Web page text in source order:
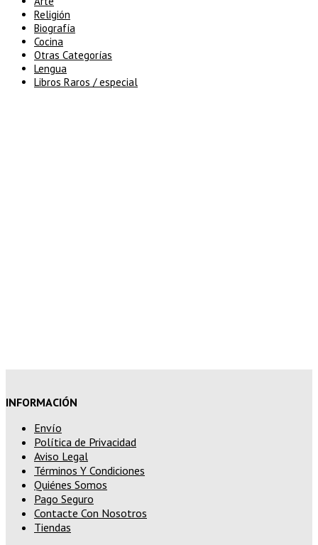
Religión
Biografía
Cocina
Otras Categorías
Lengua
Libros Raros / especial
INFORMACIÓN
Envío
Política de Privacidad
Aviso Legal
Términos Y Condiciones
Quiénes Somos
Pago Seguro
Contacte Con Nosotros
Tiendas